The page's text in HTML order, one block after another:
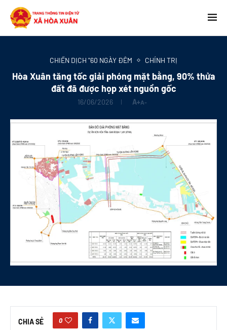
CHIẾN DỊCH "60 NGÀY ĐÊM CHÍNH TRỊ
Hòa Xuân tăng tốc giải phóng mặt bằng, 90% thửa
đất đã được họp xét nguồn gốc
16/06/2026 A+A-
CHIA SẺ 0